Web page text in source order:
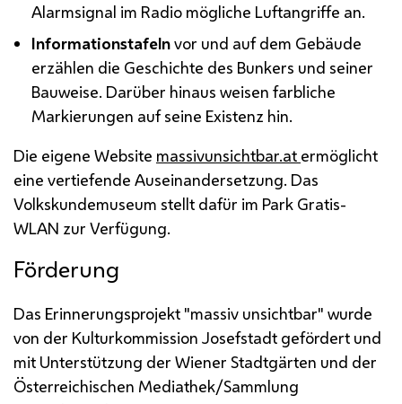
Alarmsignal im Radio mögliche Luftangriffe an.
Informationstafelnvor und auf dem Gebäude
erzählen die Geschichte des Bunkers und seiner
Bauweise. Darüber hinaus weisen farbliche
Markierungen auf seine Existenz hin.
Die eigene Website massivunsichtbar.at ermöglicht
eine vertiefende Auseinandersetzung. Das
Volkskundemuseum stellt dafür im Park Gratis-
WLAN zur Verfügung.
Förderung
Das Erinnerungsprojekt "massiv unsichtbar" wurde
von der Kulturkommission Josefstadt gefördert und
mit Unterstützung der Wiener Stadtgärten und der
Österreichischen Mediathek/Sammlung